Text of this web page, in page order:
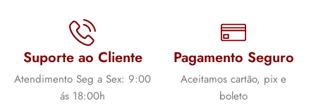
Suporte ao Cliente
Atendimento Seg a Sex: 9:00
ás 18:00h
Pagamento Seguro
Aceitamos cartão, pix e
boleto